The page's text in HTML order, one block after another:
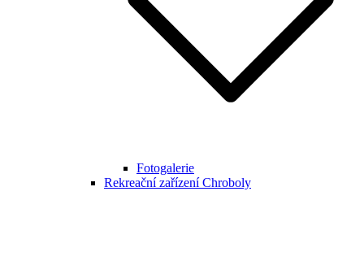
Fotogalerie
Rekreační zařízení Chroboly